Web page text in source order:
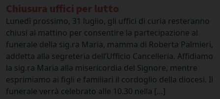
Chiusura uffici per lutto
Lunedì prossimo, 31 luglio, gli uffici di curia resteranno
chiusi al mattino per consentire la partecipazione al
funerale della sig.ra Maria, mamma di Roberta Palmieri,
addetta alla segreteria dell’Ufficio Cancelleria. Affidiamo
la sig.ra Maria alla misericordia del Signore, mentre
esprimiamo ai figli e familiari il cordoglio della diocesi. Il
funerale verrà celebrato alle 10.30 nella […]